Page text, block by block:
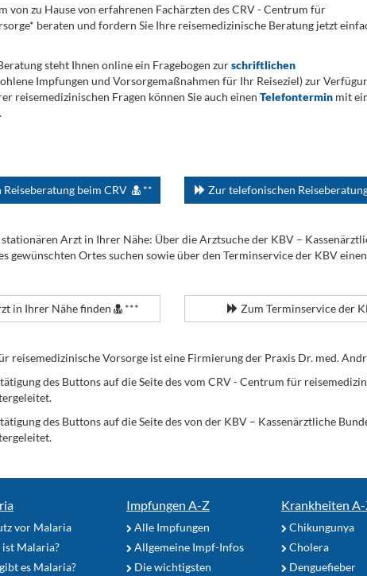
von zu Hause von erfahrenen Fachärzten des CRV - Centrum für
beraten und fordern Sie Ihre reisemedizinische Beratung jetzt
steht Ihnen online ein Fragebogen zurschriftlichen
Impfungen und Vorsorgemaßnahmen für Ihr Reiseziel) zur
reisemedizinischen Fragen können Sie auch einen Telefonterminmit
beim CRV ** Zur telefonischen
Arzt in Ihrer Nähe: Über die Arztsuche der KBV –
gewünschten Ortes suchen sowie über den Terminservice der KBV
in Ihrer Nähe finden *** Zum Terminservice der
Vorsorge ist eine Firmierung der Praxis Dr. med.
des Buttons auf die Seite des vom CRV - Centrum für
des Buttons auf die Seite des von der KBV – Kassenärztliche
vor Malaria
ist Malaria?
es Malaria?
Impfungen A-Z
Alle Impfungen
Allgemeine Impf-Infos
Die wichtigsten
Krankheiten
Chikungunya
Cholera
Denguefieber